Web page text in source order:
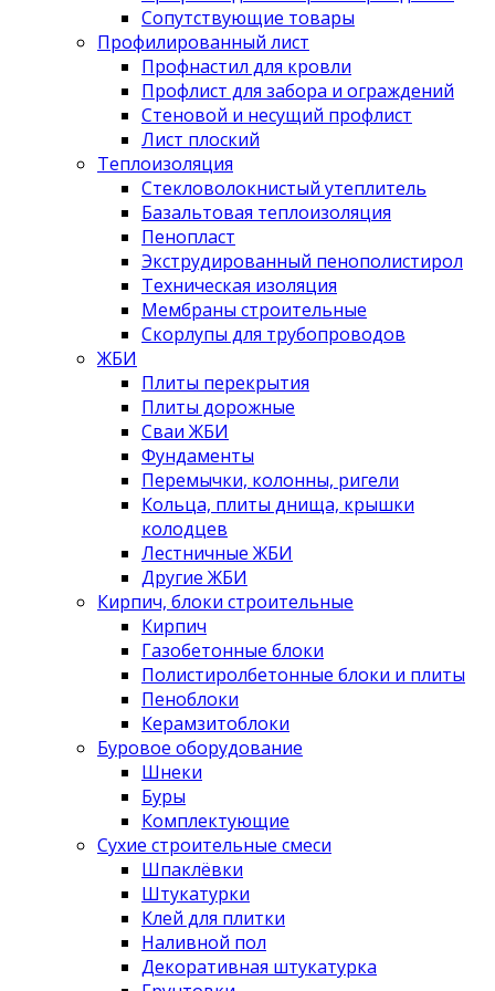
Сопутствующие товары
Профилированный лист
Профнастил для кровли
Профлист для забора и ограждений
Стеновой и несущий профлист
Лист плоский
Теплоизоляция
Стекловолокнистый утеплитель
Базальтовая теплоизоляция
Пенопласт
Экструдированный пенополистирол
Техническая изоляция
Мембраны строительные
Скорлупы для трубопроводов
ЖБИ
Плиты перекрытия
Плиты дорожные
Сваи ЖБИ
Фундаменты
Перемычки, колонны, ригели
Кольца, плиты днища, крышки
колодцев
Лестничные ЖБИ
Другие ЖБИ
Кирпич, блоки строительные
Кирпич
Газобетонные блоки
Полистиролбетонные блоки и плиты
Пеноблоки
Керамзитоблоки
Буровое оборудование
Шнеки
Буры
Комплектующие
Сухие строительные смеси
Шпаклёвки
Штукатурки
Клей для плитки
Наливной пол
Декоративная штукатурка